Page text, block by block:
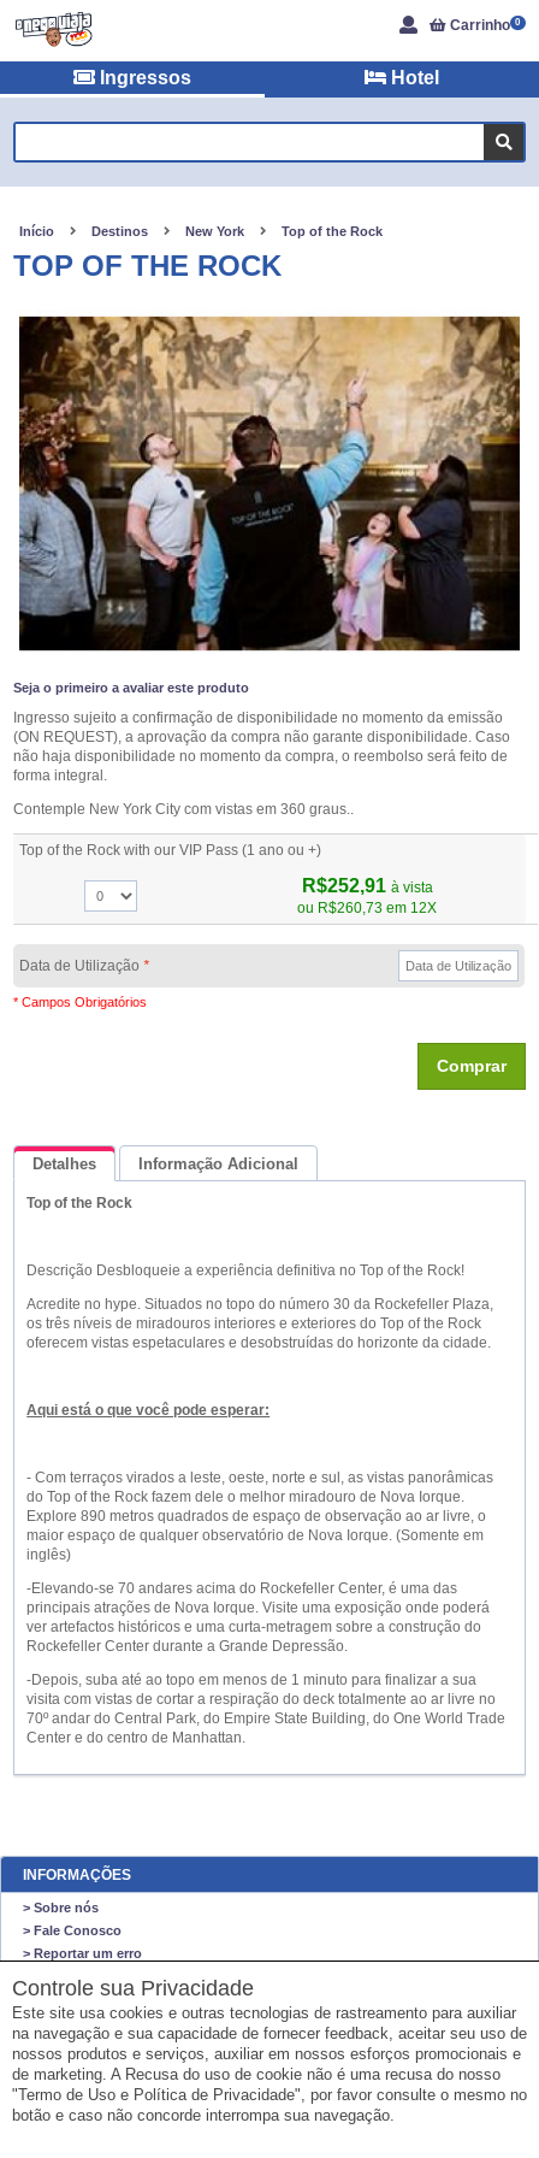
Carrinho 0
Ingressos Hotel
Início Destinos New York Top of the Rock
TOP OF THE ROCK
Seja o primeiro a avaliar este produto
Ingresso sujeito a confirmação de disponibilidade no momento da emissão
(ON REQUEST), a aprovação da compra não garante disponibilidade. Caso
não haja disponibilidade no momento da compra, o reembolso será feito de
forma integral.
Contemple New York City com vistas em 360 graus..
Top of the Rock with our VIP Pass (1 ano ou +)
R$252,91 à vista
ou R$260,73 em 12X
Data de Utilização*
* Campos Obrigatórios
Comprar
Detalhes Informação Adicional
Queremos Saber Sua Opinião
Top of the Rock
Descrição Desbloqueie a experiência definitiva no Top of the Rock!
Acredite no hype. Situados no topo do número 30 da Rockefeller Plaza,
os três níveis de miradouros interiores e exteriores do Top of the Rock
oferecem vistas espetaculares e desobstruídas do horizonte da cidade.
Aqui está o que você pode esperar:
- Com terraços virados a leste, oeste, norte e sul, as vistas panorâmicas
do Top of the Rock fazem dele o melhor miradouro de Nova Iorque.
Explore 890 metros quadrados de espaço de observação ao ar livre, o
maior espaço de qualquer observatório de Nova Iorque. (Somente em
inglês)
-Elevando-se 70 andares acima do Rockefeller Center, é uma das
principais atrações de Nova Iorque. Visite uma exposição onde poderá
ver artefactos históricos e uma curta-metragem sobre a construção do
Rockefeller Center durante a Grande Depressão.
-Depois, suba até ao topo em menos de 1 minuto para finalizar a sua
visita com vistas de cortar a respiração do deck totalmente ao ar livre no
70º andar do Central Park, do Empire State Building, do One World Trade
Center e do centro de Manhattan.
INFORMAÇÕES
> Sobre nós
> Fale Conosco
> Reportar um erro
O NEGO VIAJA STORE
O Nego Viaja Store
VENDAS SOMENTE ONLINE
Email: sempre@onegoviaja.com
CPF: 732.652.150-67
Controle sua Privacidade
Este site usa cookies e outras tecnologias de rastreamento para auxiliar
na navegação e sua capacidade de fornecer feedback, aceitar seu uso de
nossos produtos e serviços, auxiliar em nossos esforços promocionais e
de marketing. A Recusa do uso de cookie não é uma recusa do nosso
"Termo de Uso e Política de Privacidade", por favor consulte o mesmo no
botão e caso não concorde interrompa sua navegação.